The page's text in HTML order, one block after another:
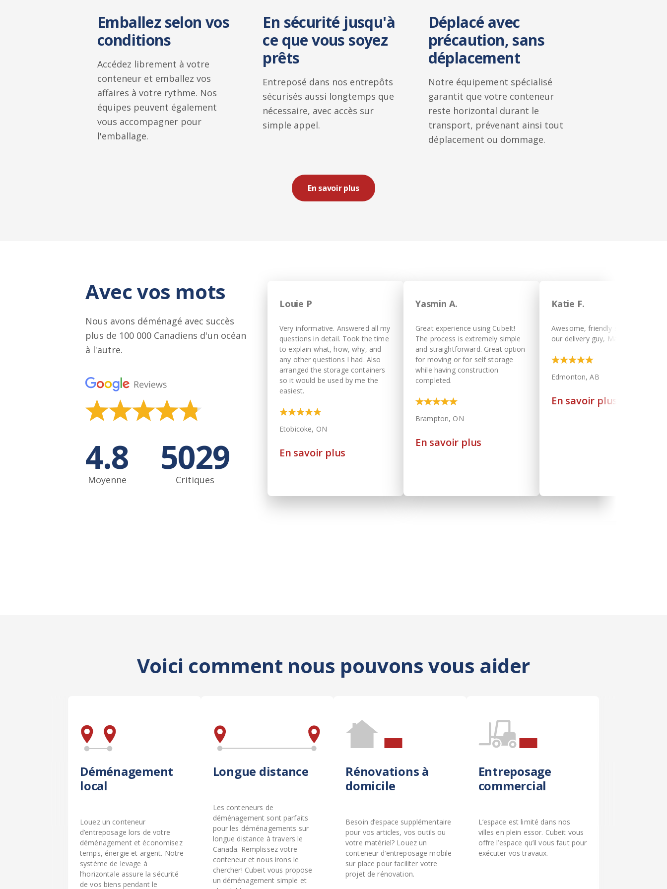
Emballez selon vos
conditions
Accédez librement à votre
conteneur et emballez vos
affaires à votre rythme. Nos
équipes peuvent également
vous accompagner pour
l'emballage.
En sécurité jusqu'à
ce que vous soyez
prêts
Entreposé dans nos entrepôts
sécurisés aussi longtemps que
nécessaire, avec accès sur
simple appel.
Déplacé avec
précaution, sans
déplacement
Notre équipement spécialisé
garantit que votre conteneur
reste horizontal durant le
transport, prévenant ainsi tout
déplacement ou dommage.
En savoir plus
Avec vos mots
Nous avons déménagé avec succès
plus de 100 000 Canadiens d'un océan
à l'autre.
4.8
Moyenne
5029
Critiques
Louie P
Very informative. Answered all my
questions in detail. Took the time
to explain what, how, why, and
any other questions I had. Also
arranged the storage containers
so it would be used by me the
easiest.
Etobicoke, ON
En savoir plus
Yasmin A.
Great experience using CubeIt!
The process is extremely simple
and straightforward. Great option
for moving or for self storage
while having construction
completed.
Brampton, ON
En savoir plus
Katie F.
Awesome, friendly service from
our delivery guy, Matt!
Edmonton, AB
En savoir plus
Voici comment nous pouvons vous aider
Déménagement
local
Louez un conteneur
d’entreposage lors de votre
déménagement et économisez
temps, énergie et argent. Notre
système de levage à
l’horizontale assure la sécurité
de vos biens pendant le
Longue distance
Les conteneurs de
déménagement sont parfaits
pour les déménagements sur
longue distance à travers le
Canada. Remplissez votre
conteneur et nous irons le
chercher! Cubeit vous propose
un déménagement simple et
Rénovations à
domicile
Besoin d’espace supplémentaire
pour vos articles, vos outils ou
votre matériel? Louez un
conteneur d’entreposage mobile
sur place pour faciliter votre
projet de rénovation.
Entreposage
commercial
L’espace est limité dans nos
villes en plein essor. Cubeit vous
offre l’espace qu’il vous faut pour
exécuter vos travaux.